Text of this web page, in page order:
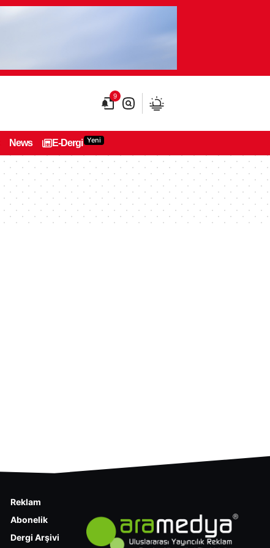
9
News E-Dergi Yeni
Reklam
Abonelik
Dergi Arşivi